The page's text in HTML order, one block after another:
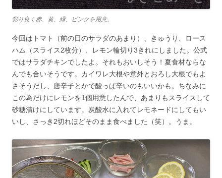
彩り良く赤、黄、緑、ピンクを用意。
今回はトマト（前の日のサラダのあまり）、きゅうり、ロース
ハム（スライス2枚分）、レモン輪切り3きれにしました。公式
ではサラダチキンでしたよ。それもおいしそう！夏食材ならな
んでも合いそうです。カイワレ大根や意外とおろし大根でもよ
さそうだし、唐辛子とかで酸っぱ辛いのもいいかも。ちなみに
この為だけにレモンを1個用意したんで、あまりもスライスして
砂糖漬けにしています。炭酸水に入れてレモネードにしてもい
いし、さっき2切れほどそのまま食べました（笑）。うま。